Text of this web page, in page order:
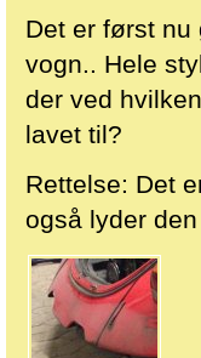
Det er først nu
vogn.. Hele
der ved
lavet til?
Rettelse: Det
også lyder